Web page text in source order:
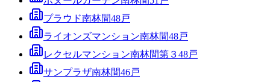
プラウド南林間48戸
ライオンズマンション南林間48戸
レクセルマンション南林間第３48戸
サンプラザ南林間46戸